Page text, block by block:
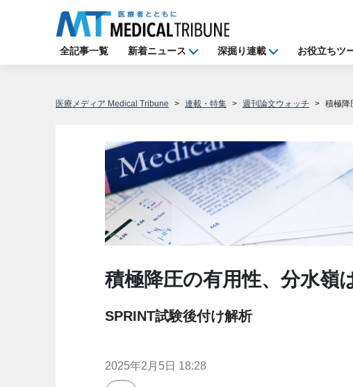
全記事一覧 新着ニュース 深掘り連載 お役立ちツ
医療メディア Medical Tribune 連載・特集 週刊論文ウォッチ 積極降
積極降圧の有用性、分水嶺
SPRINT試験後付け解析
2025年2月5日 18:28